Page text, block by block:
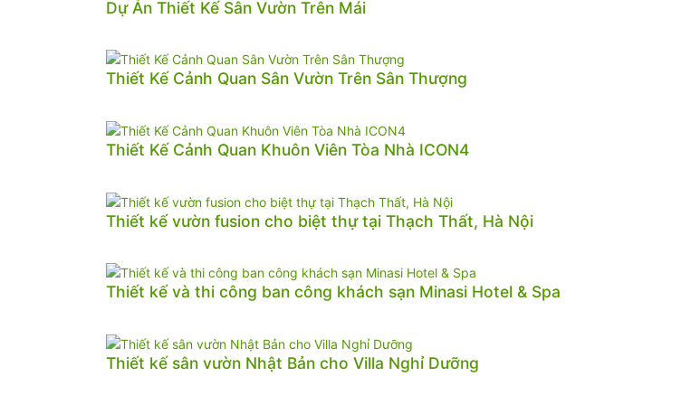
Dự Án Thiết Kế Sân Vườn Trên Mái
Thiết Kế Cảnh Quan Sân Vườn Trên Sân Thượng
Thiết Kế Cảnh Quan Khuôn Viên Tòa Nhà ICON4
Thiết kế vườn fusion cho biệt thự tại Thạch Thất, Hà Nội
Thiết kế và thi công ban công khách sạn Minasi Hotel & Spa
Thiết kế sân vườn Nhật Bản cho Villa Nghỉ Dưỡng